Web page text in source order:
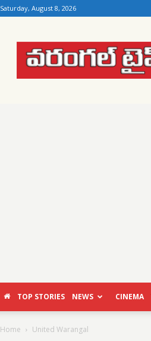
Saturday, August 8, 2026
Warangal
Times
TOP STORIES NEWS CINEMA
Home United Warangal